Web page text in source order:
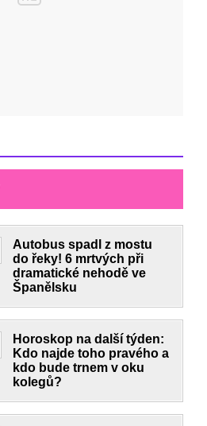
Autobus spadl z mostu
do řeky! 6 mrtvých při
dramatické nehodě ve
Španělsku
Horoskop na další týden:
Kdo najde toho pravého a
kdo bude trnem v oku
kolegů?